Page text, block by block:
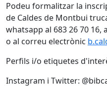
Podeu formalitzar la
de Caldes de Montbui
whatsapp al 683 26 70 16,
o al correu electrònic
Perfils i/o etiquetes
Instagram i Twitter: